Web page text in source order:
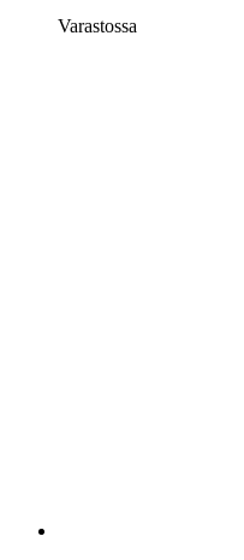
Varastossa